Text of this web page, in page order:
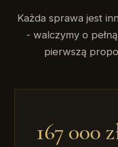
Każda sprawa jest
- walczymy o
pierwszą
167 000